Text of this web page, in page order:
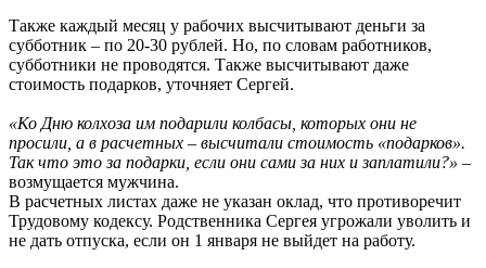
Также каждый месяц у рабочих высчитывают деньги за
субботник – по 20-30 рублей. Но, по словам работников,
субботники не проводятся. Также высчитывают даже
стоимость подарков, уточняет Сергей.
«Ко Дню колхоза им подарили колбасы, которых они не
просили, а в расчетных – высчитали стоимость «подарков».
Так что это за подарки, если они сами за них и заплатили?» –
возмущается мужчина.
В расчетных листах даже не указан оклад, что противоречит
Трудовому кодексу. Родственника Сергея угрожали уволить и
не дать отпуска, если он 1 января не выйдет на работу.